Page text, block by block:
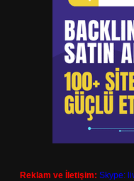
Reklam ve İletişim: Skype: